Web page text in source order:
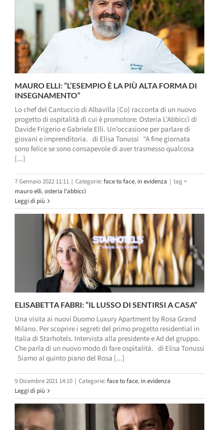
MAURO ELLI: “L’ESEMPIO È LA PIÙ ALTA FORMA DI
INSEGNAMENTO”
Lo chef del Cantuccio di Albavilla (Co) racconta di un nuovo
progetto di ospitalità di cui è promotore: Osteria L’Abbiccì di
Davide Frigerio e Gabriele Elli. Un’occasione per parlare di
giovani e imprenditoria. di Elisa Tonussi “A fine giornata
sono felice se sono consapevole di aver trasmesso qualcosa
[...]
7 Gennaio 2022 11:11 | Categorie:face to face, in evidenza | tag =
mauro elli,osteria l'abbiccì
Leggi di più
ELISABETTA FABRI: “IL LUSSO DI SENTIRSI A CASA”
Una visita ai nuovi Duomo Luxury Apartment by Rosa Grand
Milano. Per scoprire i segreti del primo progetto residential in
Italia di Starhotels. Intervista alla presidente e Ad del gruppo.
Che parla di un nuovo modo di fare ospitalità. di Elisa Tonussi
Siamo al quinto piano del Rosa [...]
9 Dicembre 2021 14:10 | Categorie:face to face, in evidenza
Leggi di più